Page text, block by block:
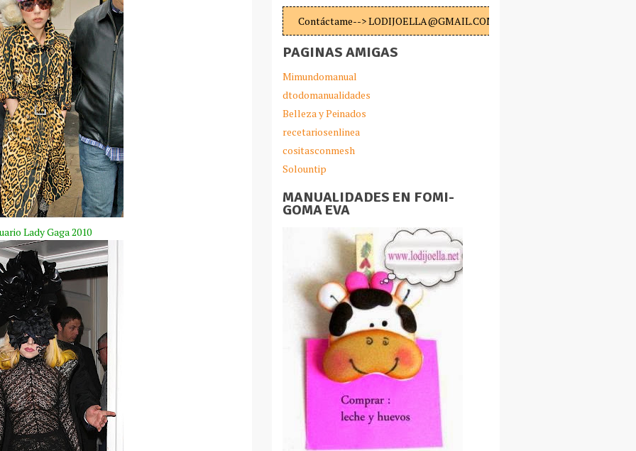
Lady Gaga 2010
Contáctame--> LODIJOELLA@GMAIL.COM
PAGINAS AMIGAS
Mimundomanual
dtodomanualidades
Belleza y Peinados
recetariosenlinea
cositasconmesh
Solountip
MANUALIDADES EN FOMI-
GOMA EVA